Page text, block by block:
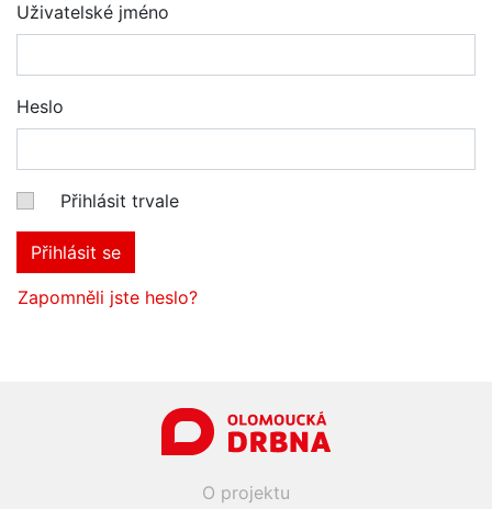
Uživatelské jméno
Heslo
Přihlásit trvale
Přihlásit se
Zapomněli jste heslo?
O projektu